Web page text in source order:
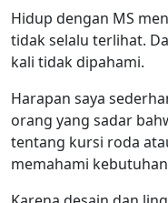
Hidup dengan MS
tidak selalu terlihat.
kali tidak dipahami.
Harapan saya
orang yang sadar
tentang kursi roda
memahami